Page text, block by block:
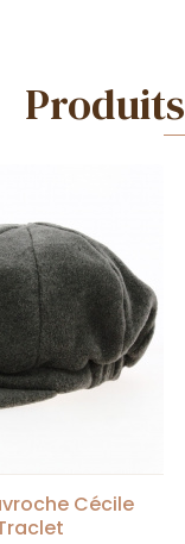
Cécile